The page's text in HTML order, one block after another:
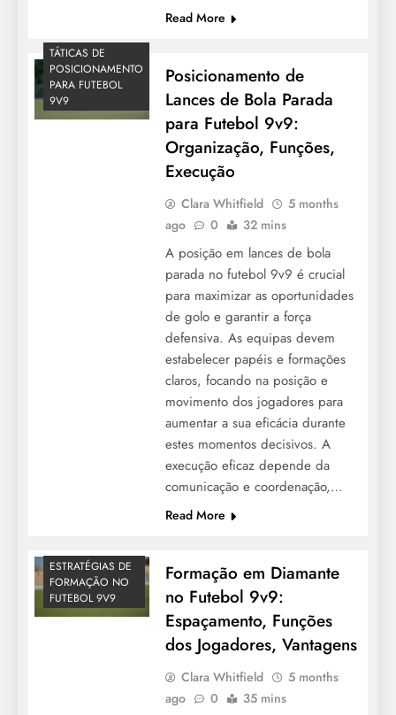
Read More
TÁTICAS DE
POSICIONAMENTO
PARA FUTEBOL
9V9
Posicionamento de
Lances de Bola Parada
para Futebol 9v9:
Organização, Funções,
Execução
Clara Whitfield
5 months
ago
0 32 mins
A posição em lances de bola
parada no futebol 9v9 é crucial
para maximizar as oportunidades
de golo e garantir a força
defensiva. As equipas devem
estabelecer papéis e formações
claros, focando na posição e
movimento dos jogadores para
aumentar a sua eficácia durante
estes momentos decisivos. A
execução eficaz depende da
comunicação e coordenação,…
Read More
ESTRATÉGIAS DE
FORMAÇÃO NO
FUTEBOL 9V9
Formação em Diamante
no Futebol 9v9:
Espaçamento, Funções
dos Jogadores, Vantagens
Clara Whitfield
5 months
ago
0 35 mins